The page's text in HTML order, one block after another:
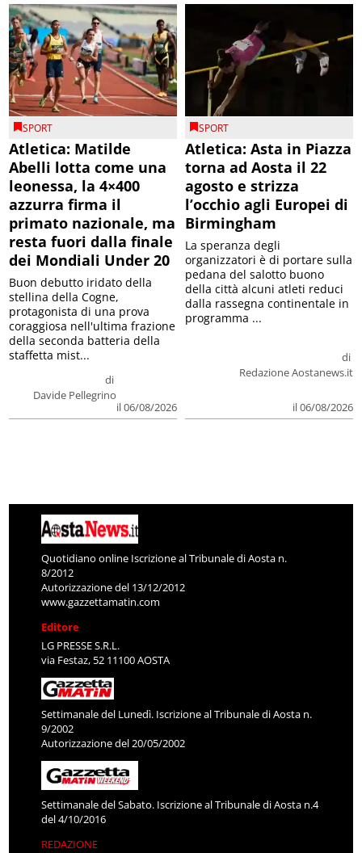
SPORT
Atletica: Matilde
Abelli lotta come una
leonessa, la 4×400
azzurra firma il
primato nazionale, ma
resta fuori dalla finale
dei Mondiali Under 20
di
Davide Pellegrino
il 06/08/2026
Buon debutto iridato della
stellina della Cogne,
protagonista di una prova
coraggiosa nell'ultima frazione
della seconda batteria della
staffetta mist...
SPORT
Atletica: Asta in Piazza
torna ad Aosta il 22
agosto e strizza
l’occhio agli Europei di
Birmingham
di
Redazione Aostanews.it
il 06/08/2026
La speranza degli
organizzatori è di portare sulla
pedana del salotto buono
della città alcuni atleti reduci
dalla rassegna continentale in
programma ...
Quotidiano online Iscrizione al Tribunale di Aosta n.
8/2012
Autorizzazione del 13/12/2012
www.gazzettamatin.com
Editore
LG PRESSE S.R.L.
via Festaz, 52 11100 AOSTA
Settimanale del Lunedì. Iscrizione al Tribunale di Aosta n.
9/2002
Autorizzazione del 20/05/2002
Settimanale del Sabato. Iscrizione al Tribunale di Aosta n.4
del 4/10/2016
REDAZIONE